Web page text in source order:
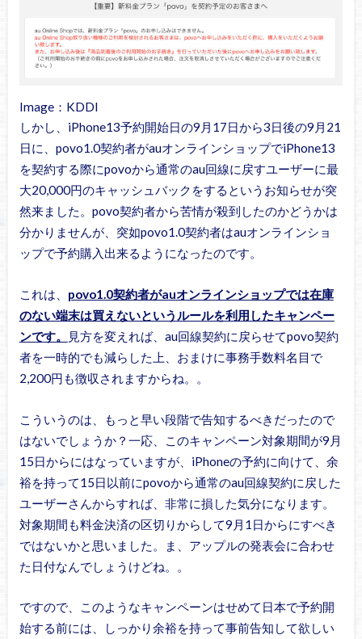
Image：KDDI
しかし、iPhone13予約開始日の9月17日から3日後の9月21
日に、povo1.0契約者がauオンラインショップでiPhone13
を契約する際にpovoから通常のau回線に戻すユーザーに最
大20,000円のキャッシュバックをするというお知らせが突
然来ました。povo契約者から苦情が殺到したのかどうかは
分かりませんが、突如povo1.0契約者はauオンラインショ
ップで予約購入出来るようになったのです。
これは、 povo1.0契約者がauオンラインショップでは在庫
のない端末は買えないというルールを利用したキャンペー
ンです。
見方を変えれば、au回線契約に戻らせてpovo契約
者を一時的でも減らした上、おまけに事務手数料名目で
2,200円も徴収されますからね。。
こういうのは、もっと早い段階で告知するべきだったので
はないでしょうか？一応、このキャンペーン対象期間が9月
15日からにはなっていますが、iPhoneの予約に向けて、余
裕を持って15日以前にpovoから通常のau回線契約に戻した
ユーザーさんからすれば、非常に損した気分になります。
対象期間も料金決済の区切りからして9月1日からにすべき
ではないかと思いました。ま、アップルの発表会に合わせ
た日付なんでしょうけどね。。
ですので、このようなキャンペーンはせめて日本で予約開
始する前には、しっかり余裕を持って事前告知して欲しい